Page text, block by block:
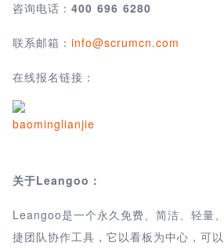
咨询电话： 400 696 6280
联系邮箱： info@scrumcn.com
在线报名链接：
关于Leangoo：
Leangoo是一个永久免费、简洁、轻量
捷团队协作工具，它以看板为中心，可